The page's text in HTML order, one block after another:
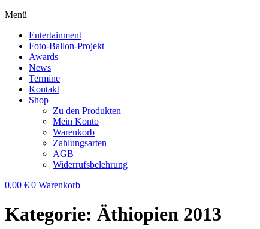
Menü
Entertainment
Foto-Ballon-Projekt
Awards
News
Termine
Kontakt
Shop
Zu den Produkten
Mein Konto
Warenkorb
Zahlungsarten
AGB
Widerrufsbelehrung
0,00 € 0 Warenkorb
Kategorie: Äthiopien 2013